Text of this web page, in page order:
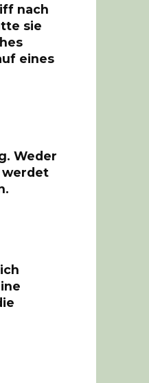
nach
sie
eines
Weder
werdet